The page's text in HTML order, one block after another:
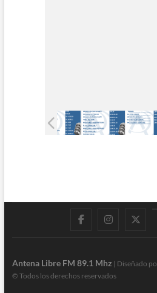
Facebook
Antena Libre FM 89.1 Mhz | Diseñado
© Todos los derechos reservados